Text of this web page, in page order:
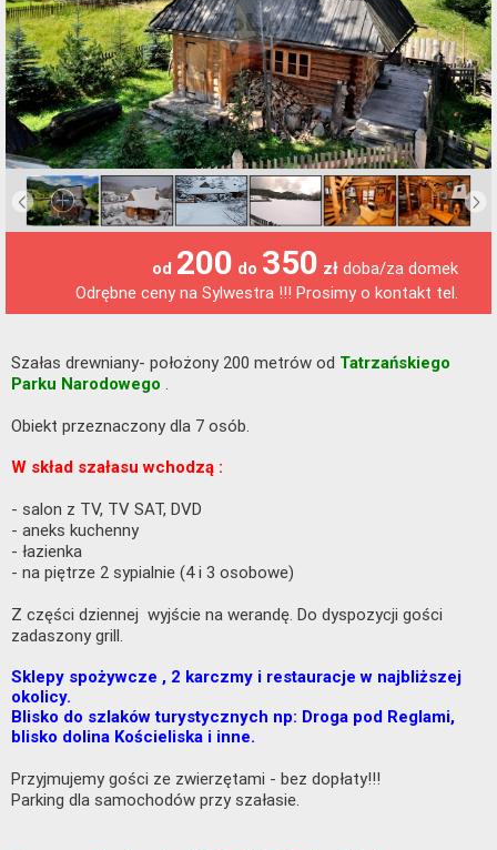
od 200 do 350 zł doba/za domek
Odrębne ceny na Sylwestra !!! Prosimy o kontakt tel.
Szałas drewniany- położony 200 metrów od Tatrzańskiego
Parku Narodowego .
Obiekt przeznaczony dla 7 osób.
W skład szałasu wchodzą :
- salon z TV, TV SAT, DVD
- aneks kuchenny
- łazienka
- na piętrze 2 sypialnie (4 i 3 osobowe)
Z części dziennej wyjście na werandę. Do dyspozycji gości
zadaszony grill.
Sklepy spożywcze , 2 karczmy i restauracje w najbliższej
okolicy.
Blisko do szlaków turystycznych np: Droga pod Reglami,
blisko dolina Kościeliska i inne.
Przyjmujemy gości ze zwierzętami - bez dopłaty!!!
Parking dla samochodów przy szałasie.